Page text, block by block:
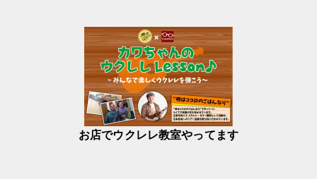
お店でウクレレ教室やってます